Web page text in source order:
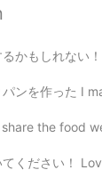
ない！ 町のイベン
た I made some
the food
sweet - 嵐 🌻🌻🌻 嵐が好